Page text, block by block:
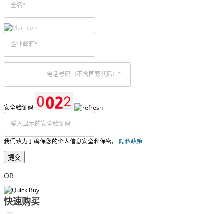
安全验证码
我们致力于确保您的个人信息安全和保密。 隐私政策
提交
OR
快速购买